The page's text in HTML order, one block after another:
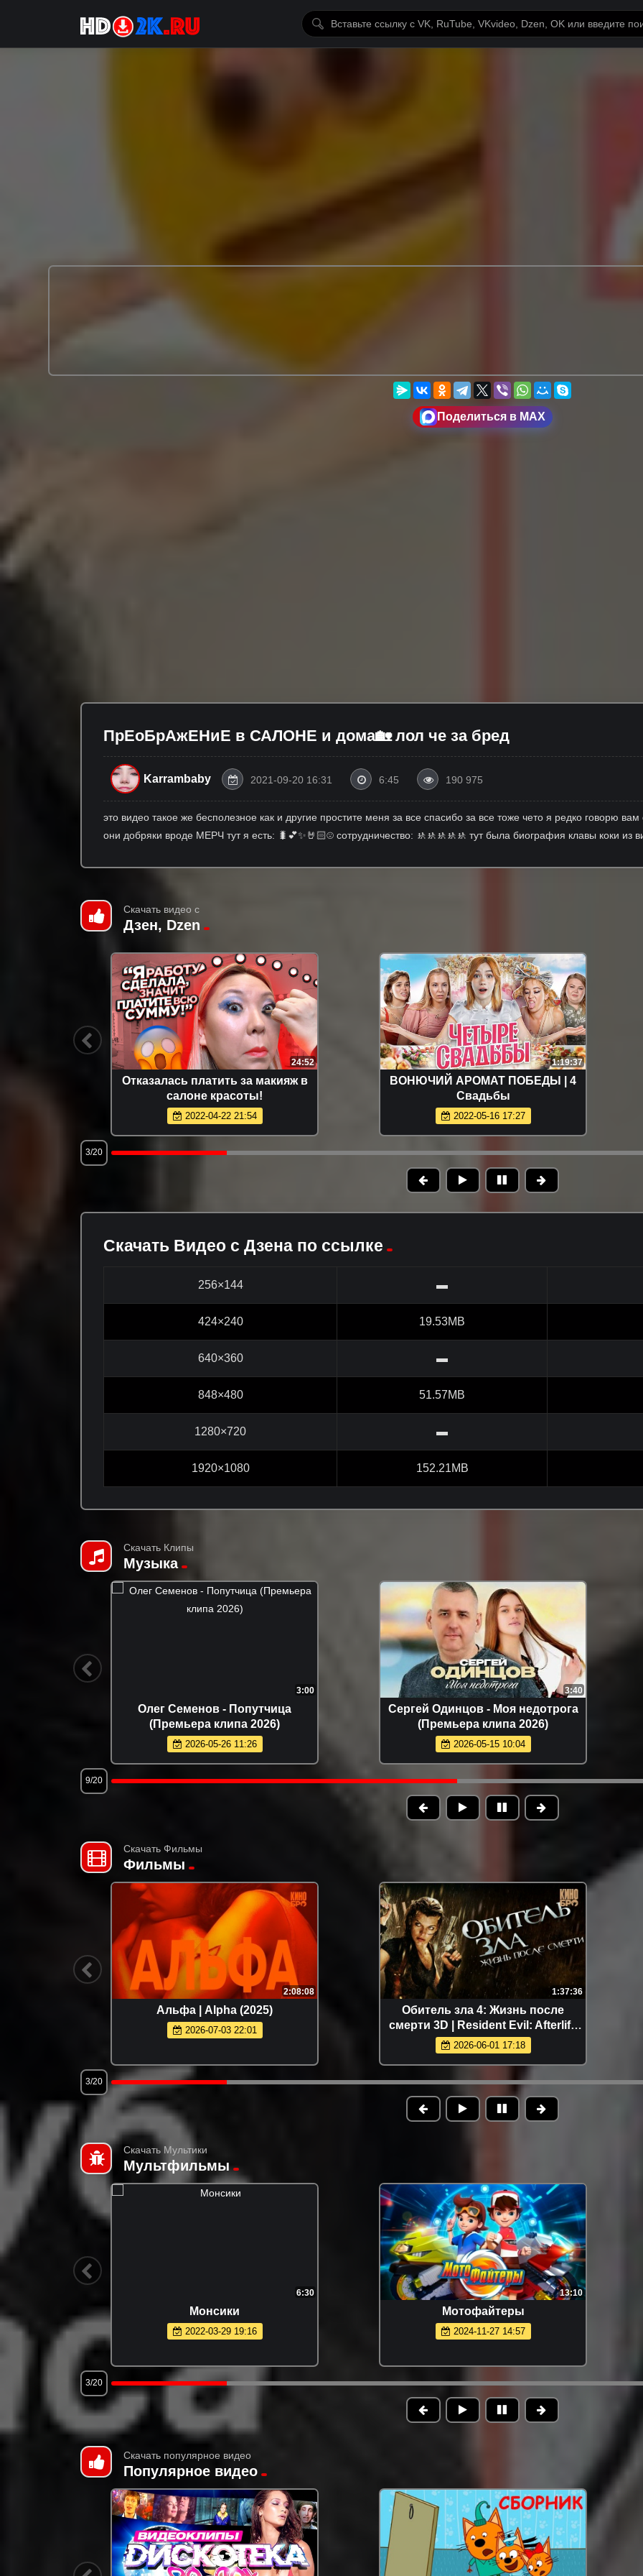
Поделиться в MAX
ПрЕоБрАжЕНиЕ в САЛОНЕ и дома🏡 лол че за бред
Karrambaby 2021-09-20 16:31 6:45 190 975
это видео такое же бесполезное как и другие простите меня за все спасибо за все тоже чето я редко говорю
они добряки вроде МЕРЧ тут я есть: 🐛💕✨🤘🏻☹️ сотрудничество: 🚸🚸🚸🚸🚸 тут была биография клавы коки из
Скачать видео с
Дзен, Dzen
24:52
Отказалась платить за макияж в
салоне красоты!
2022-04-22 21:54
1:19:37
ВОНЮЧИЙ АРОМАТ ПОБЕДЫ | 4
Свадьбы
2022-05-16 17:27
3/20
Скачать Видео с Дзена по ссылке
256×144 ▬
424×240 19.53MB
640×360 ▬
848×480 51.57MB
1280×720 ▬
1920×1080 152.21MB
Скачать Клипы
Музыка
2:50
Гоша Грачевский - Домой
(Премьера клипа 2026)
2026-06-04 09:50
2:22
Фати Царикаева - Моё лето
(Премьера клипа 2026)
2026-05-15 10:20
12/20
Скачать Фильмы
Фильмы
2:08:08
Альфа | Alpha (2025)
2026-07-03 22:01
1:37:36
Обитель зла 4: Жизнь после
смерти 3D | Resident Evil: Afterlife
(2010)
2026-06-01 17:18
3/20
Скачать Мультики
Мультфильмы
6:30
Монсики
2022-03-29 19:16
13:10
Мотофайтеры
2024-11-27 14:57
3/20
Скачать популярное видео
Популярное видео